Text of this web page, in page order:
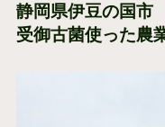
静岡県伊豆の国
受御古菌使った